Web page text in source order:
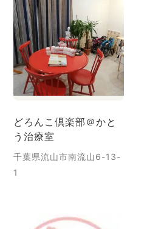
どろんこ倶楽部＠かと
う治療室
千葉県流山市南流山6-13-
1